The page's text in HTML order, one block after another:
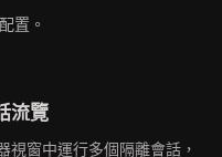
置。
流覽
視窗中運行多個隔離會話，